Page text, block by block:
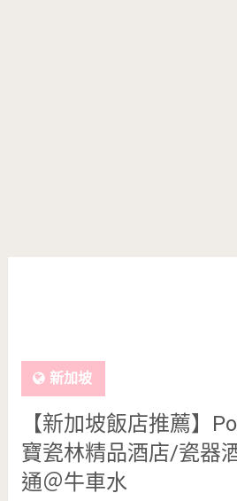
新加坡
【新加坡飯店推薦】
寶瓷林精品酒店/瓷器
通＠牛車水